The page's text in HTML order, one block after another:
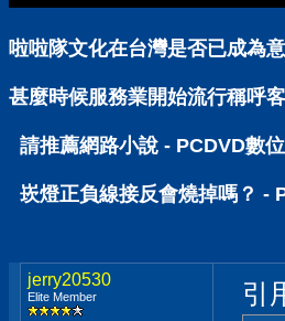
啦啦隊文化在台灣是否已成為
甚麼時候服務業開始流行稱呼
請推薦網路小說 - PCDVD數
崁燈正負線接反會燒掉嗎？ -
jerry20530
Elite Member 引